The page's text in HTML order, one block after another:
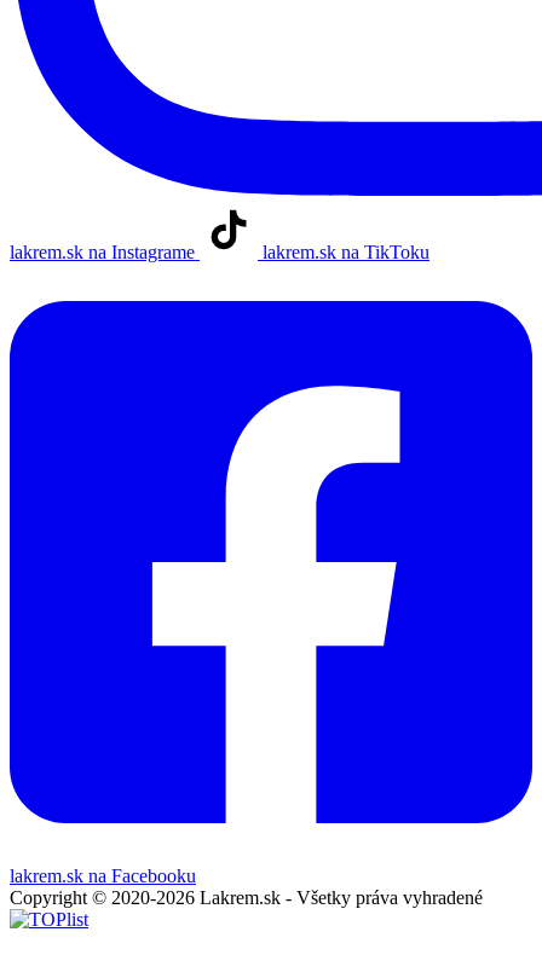
lakrem.sk na Instagrame lakrem.sk na TikToku
lakrem.sk na Facebooku
Copyright © 2020-2026 Lakrem.sk - Všetky práva vyhradené